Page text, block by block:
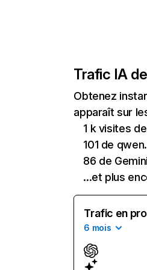
Trafic IA de
Obtenez
apparaît sur
1 k visites
101 de
86 de Gemini
...et plus
Trafic en
6 mois